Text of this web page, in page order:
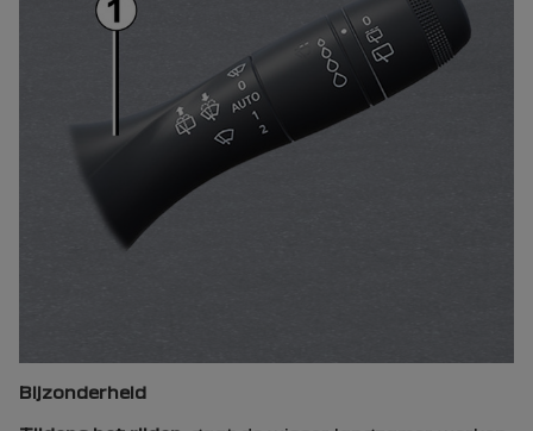
Bijzonderheid